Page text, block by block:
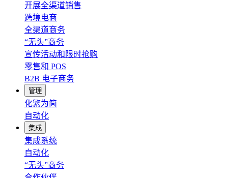
开展全渠道销售
跨境电商
全渠道商务
“无头”商务
宣传活动和限时抢购
零售和 POS
B2B 电子商务
管理
化繁为简
自动化
集成
集成系统
自动化
“无头”商务